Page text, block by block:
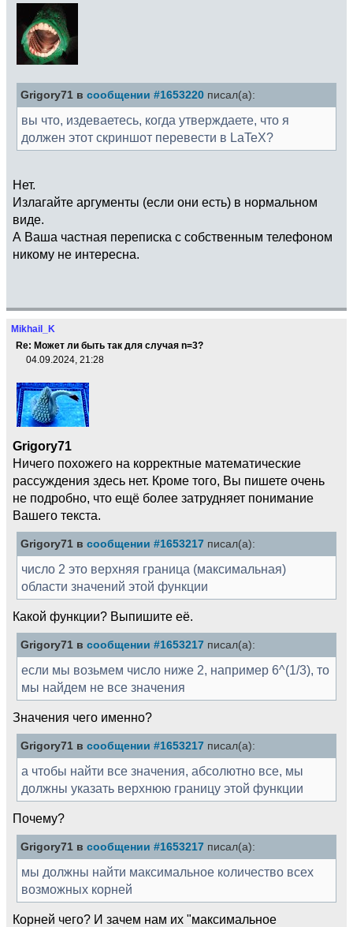
Grigory71 в сообщении #1653220 писал(а):
вы что, издеваетесь, когда утверждаете, что я
должен этот скриншот перевести в LaTeX?
Нет.
Излагайте аргументы (если они есть) в нормальном
виде.
А Ваша частная переписка с собственным телефоном
никому не интересна.
Mikhail_K
Re: Может ли быть так для случая n=3?
04.09.2024, 21:28
Grigory71
Ничего похожего на корректные математические
рассуждения здесь нет. Кроме того, Вы пишете очень
не подробно, что ещё более затрудняет понимание
Вашего текста.
Grigory71 в сообщении #1653217 писал(а):
число 2 это верхняя граница (максимальная)
области значений этой функции
Какой функции? Выпишите её.
Grigory71 в сообщении #1653217 писал(а):
если мы возьмем число ниже 2, например 6^(1/3), то
мы найдем не все значения
Значения чего именно?
Grigory71 в сообщении #1653217 писал(а):
а чтобы найти все значения, абсолютно все, мы
должны указать верхнюю границу этой функции
Почему?
Grigory71 в сообщении #1653217 писал(а):
мы должны найти максимальное количество всех
возможных корней
Корней чего? И зачем нам их "максимальное